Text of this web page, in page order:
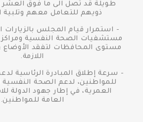
طويلة قد تصل الى ما فوق العشر
ذويهم للتعامل معهم وتلبية
- استمرار قيام المجلس بالزيارات
مستشفيات الصحة النفسية ومراكز
مستوى المحافظات لتفقد الأوضاع
اللازمة.
- سرعة إطلاق المبادرة الرئاسية
للمواطنين، لدعم الصحة
العمرية، في إطار جهود الدولة
العامة للمواطنين.